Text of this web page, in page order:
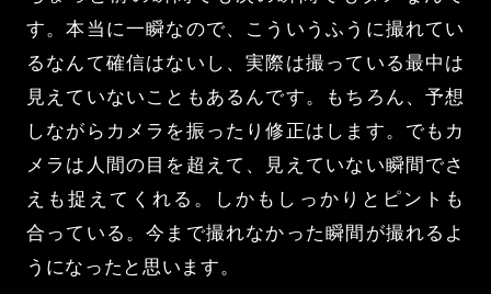
す。本当に一瞬なので、こういうふうに撮れてい
るなんて確信はないし、実際は撮っている最中は
見えていないこともあるんです。もちろん、予想
しながらカメラを振ったり修正はします。でもカ
メラは人間の目を超えて、見えていない瞬間でさ
えも捉えてくれる。しかもしっかりとピントも
合っている。今まで撮れなかった瞬間が撮れるよ
うになったと思います。